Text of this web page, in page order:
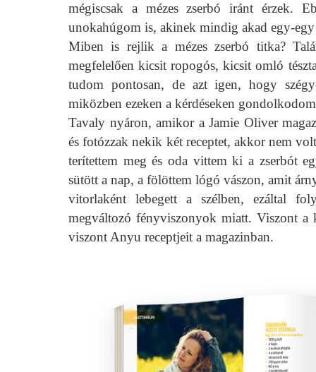
mégiscsak a mézes zserbó iránt érzek.
unokahúgom is, akinek mindig akad egy-
Miben is rejlik a mézes zserbó titka?
megfelelően kicsit ropogós, kicsit omló
tudom pontosan, de azt igen, hogy
miközben ezeken a kérdéseken
Tavaly nyáron, amikor a Jamie Oliver
és fotózzak nekik két receptet, akkor nem
terítettem meg és oda vittem ki a zserbót
sütött a nap, a fölöttem lógó vászon, amit
vitorlaként lebegett a szélben, ezáltal
megváltozó fényviszonyok miatt. Viszont
viszont Anyu receptjeit a magazinban.